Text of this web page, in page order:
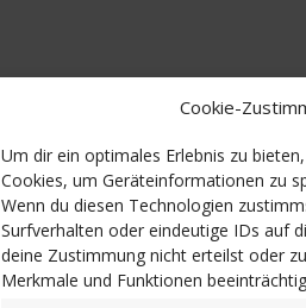
Cookie-
Um dir ein optimales Erlebnis zu
Cookies, um Geräteinformationen zu
Wenn du diesen Technologien
Surfverhalten oder eindeutige IDs auf
deine Zustimmung nicht erteilst oder
Merkmale und Funktionen